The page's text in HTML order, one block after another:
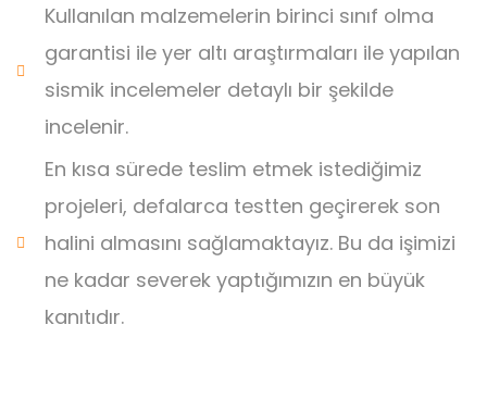
Kullanılan malzemelerin birinci sınıf olma
garantisi ile yer altı araştırmaları ile yapılan
sismik incelemeler detaylı bir şekilde
incelenir.
En kısa sürede teslim etmek istediğimiz
projeleri, defalarca testten geçirerek son
halini almasını sağlamaktayız. Bu da işimizi
ne kadar severek yaptığımızın en büyük
kanıtıdır.